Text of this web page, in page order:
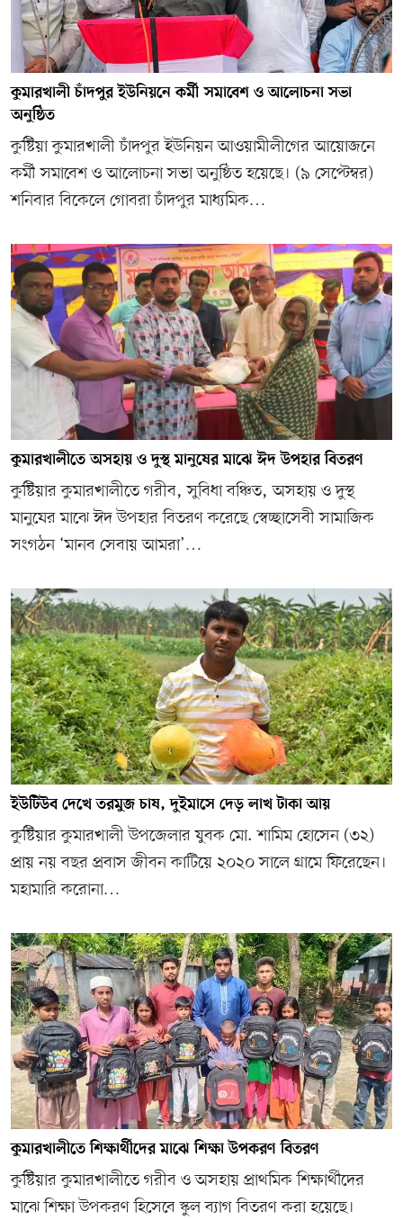
কুমারখালী চাঁদপুর ইউনিয়নে কর্মী সমাবেশ ও আলোচনা সভা
অনুষ্ঠিত
কুষ্টিয়া কুমারখালী চাঁদপুর ইউনিয়ন আওয়ামীলীগের আয়োজনে
কর্মী সমাবেশ ও আলোচনা সভা অনুষ্ঠিত হয়েছে। (৯ সেপ্টেম্বর)
শনিবার বিকেলে গোবরা চাঁদপুর মাধ্যমিক…
কুমারখালীতে অসহায় ও দুস্থ মানুষের মাঝে ঈদ উপহার বিতরণ
কুষ্টিয়ার কুমারখালীতে গরীব, সুবিধা বঞ্চিত, অসহায় ও দুস্থ
মানুষের মাঝে ঈদ উপহার বিতরণ করেছে স্বেচ্ছাসেবী সামাজিক
সংগঠন ‘মানব সেবায় আমরা’…
ইউটিউব দেখে তরমুজ চাষ, দুইমাসে দেড় লাখ টাকা আয়
কুষ্টিয়ার কুমারখালী উপজেলার যুবক মো. শামিম হোসেন (৩২)
প্রায় নয় বছর প্রবাস জীবন কাটিয়ে ২০২০ সালে গ্রামে ফিরেছেন।
মহামারি করোনা…
কুমারখালীতে শিক্ষার্থীদের মাঝে শিক্ষা উপকরণ বিতরণ
কুষ্টিয়ার কুমারখালীতে গরীব ও অসহায় প্রাথমিক শিক্ষার্থীদের
মাঝে শিক্ষা উপকরণ হিসেবে স্কুল ব্যাগ বিতরণ করা হয়েছে।